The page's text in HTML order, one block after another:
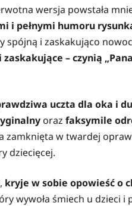
wersja powstała
i pełnymi humoru
spójną i zaskakująco
– czynią
uczta dla oka i
oraz faksymile
zamknięta w twardej
dziecięcej.
kryje w sobie opowieść o
wywoła śmiech u dzieci